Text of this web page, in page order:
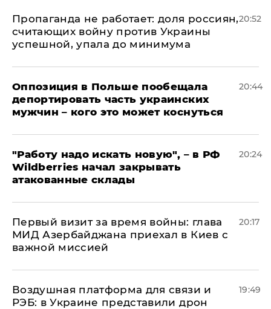
​Пропаганда не работает: доля россиян,
считающих войну против Украины
успешной, упала до минимума
20:52
Оппозиция в Польше пообещала
депортировать часть украинских
мужчин – кого это может коснуться
20:44
"Работу надо искать новую", – в РФ
Wildberries начал закрывать
атакованные склады
20:24
Первый визит за время войны: глава
МИД Азербайджана приехал в Киев с
важной миссией
20:17
Воздушная платформа для связи и
РЭБ: в Украине представили дрон
19:49